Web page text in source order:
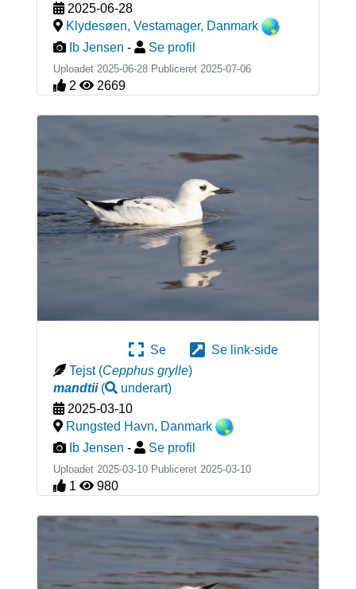
2025-06-28
Klydesøen, Vestamager, Danmark
Ib Jensen - Se profil
Uploadet 2025-06-28 Publiceret 2025-07-06
2 2669
Se
Se link-side
Tejst (Cepphus grylle)
mandtii( underart)
2025-03-10
Rungsted Havn, Danmark
Ib Jensen - Se profil
Uploadet 2025-03-10 Publiceret 2025-03-10
1 980